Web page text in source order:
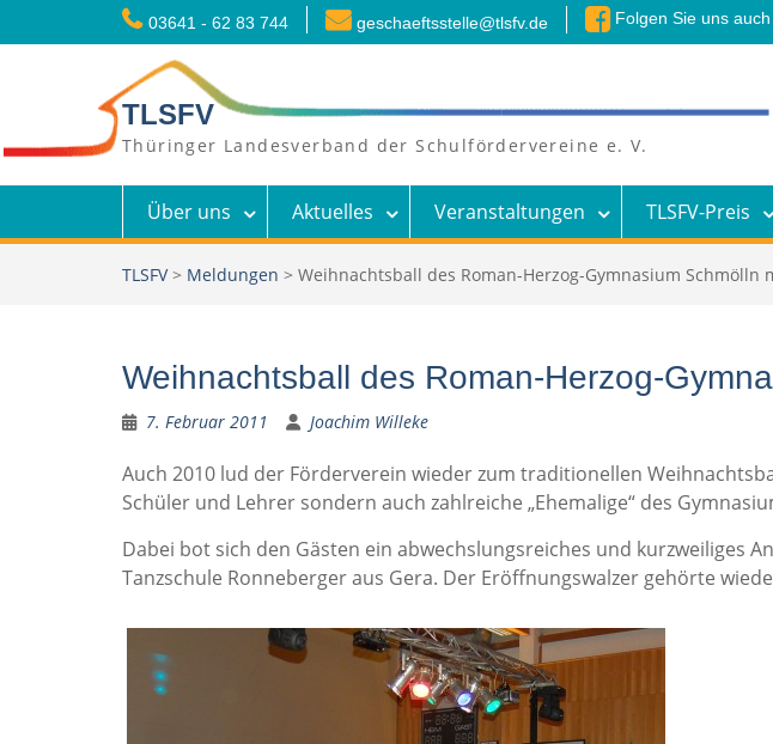
03641 - 62 83 744 geschaeftsstelle@tlsfv.de Folgen Sie uns
TLSFV
Thüringer Landesverband der Schulfördervereine e. V.
Über uns Aktuelles Veranstaltungen TLSFV-Preis
TLSFV> Meldungen > Weihnachtsball des Roman-Herzog-Gymnasium Schmölln
Weihnachtsball des Roman-Herzog-
7. Februar 2011 Joachim Willeke
Auch 2010 lud der Förderverein wieder zum traditionellen
Schüler und Lehrer sondern auch zahlreiche „Ehemalige“ des
Dabei bot sich den Gästen ein abwechslungsreiches und kurzweiliges
Tanzschule Ronneberger aus Gera. Der Eröffnungswalzer gehörte